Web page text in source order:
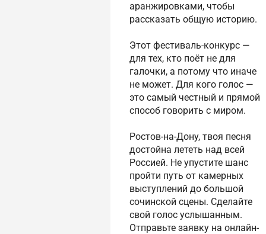
аранжировками, чтобы
рассказать общую историю.
Этот фестиваль-конкурс —
для тех, кто поёт не для
галочки, а потому что иначе
не может. Для кого голос —
это самый честный и прямой
способ говорить с миром.
Ростов-на-Дону, твоя песня
достойна лететь над всей
Россией. Не упустите шанс
пройти путь от камерных
выступлений до большой
сочинской сцены. Сделайте
свой голос услышанным.
Отправьте заявку на онлайн-